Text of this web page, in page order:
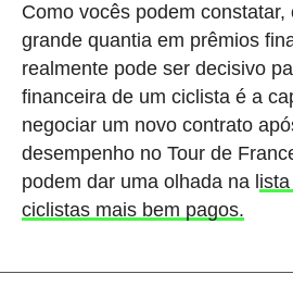
Como vocês podem constatar,
grande quantia em prêmios
realmente pode ser decisivo
financeira de um ciclista é a
negociar um novo contrato
desempenho no Tour de
podem dar uma olhada na l
ciclistas mais bem pagos.